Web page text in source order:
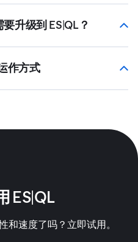
升级到 ES|QL？
作方式
ES|QL
和速度了吗？立即试用。